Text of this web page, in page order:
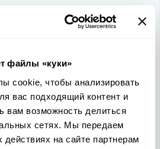
файлы «куки»
cookie, чтобы анализировать
вас подходящий контент и
вам возможность делиться
сетях. Мы передаем
на сайте партнерам
возможность
и слаженность процессов
вы получите реальные выгоды.
стандарта на авторынке
больших возможностей
свой потенциал в